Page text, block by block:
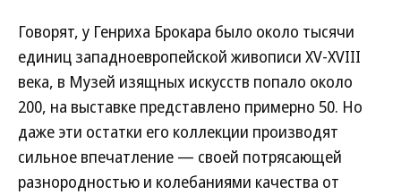
Говорят, у Генриха Брокара было около тысячи
единиц западноевропейской живописи XV-XVIII
века, в Музей изящных искусств попало около
200, на выставке представлено примерно 50. Но
даже эти остатки его коллекции производят
сильное впечатление — своей потрясающей
разнородностью и колебаниями качества от